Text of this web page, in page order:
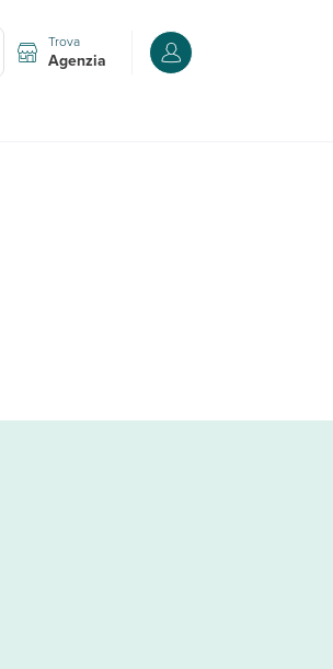
Trova
Agenzia Accedi o registrati